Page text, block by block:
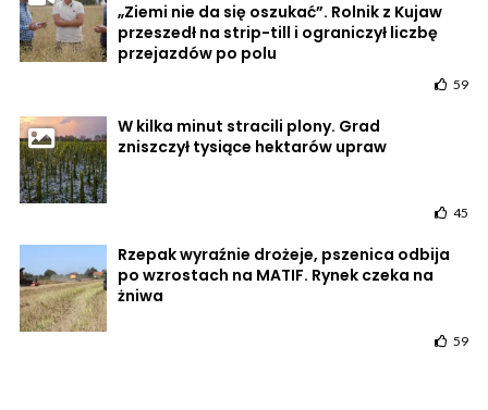
„Ziemi nie da się oszukać”. Rolnik z Kujaw
przeszedł na strip-till i ograniczył liczbę
przejazdów po polu
59
W kilka minut stracili plony. Grad
zniszczył tysiące hektarów upraw
45
Rzepak wyraźnie drożeje, pszenica odbija
po wzrostach na MATIF. Rynek czeka na
żniwa
59